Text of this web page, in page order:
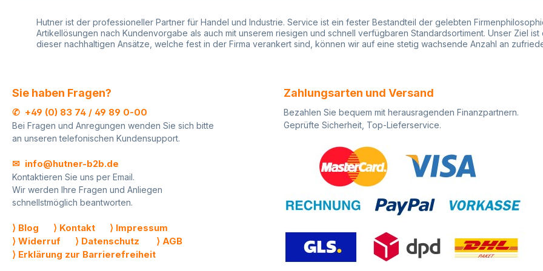
mit der ausgewählten max.
Rollenbreite. Vorteile von
STANDARD Aufsatzabroller
für Papier und Folie Eine
von einfachen
Rollenwechsel durch
abklappbare Abreißschiene
Sie verpacken noch
effizienter durch die
Einhandbedienung dank
hoher Standfestigkeit
Entwickelt für Papier- und
Folienrollen bis zu 22 cm
Rollendurchmesser und 20
gezahnte Abreißschiene mit
federnder Konstruktion sorgt
für konstanten Druck und
eine einfache Abtrennung.
mitbestellen. Die jeweiligen
Befestigungen sind nicht im
Lieferumfang enthalten und
VORTEILE beim Kauf von
Bandabroller Geschenkband
Robuster Bandabroller, um
STANDARD Bandabroller
-
Ständig
Dekore
zu
Menge
möglich.
prüfen
Hutner ist der professioneller Partner für Handel und Industrie. Service ist ein fester Bestandteil der gelebten
Artikellösungen nach Kundenvorgabe als auch mit unserem riesigen und schnell verfügbaren Standardsortiment. Unser Ziel
dieser nachhaltigen Ansätze, welche fest in der Firma verankert sind, können wir auf eine stetig wachsende Anzahl an
Sie haben Fragen?
✆ +49 (0) 83 74 / 49 89 0-00
Bei Fragen und Anregungen wenden Sie sich bitte
an unseren telefonischen Kundensupport.
✉ info@hutner-b2b.de
Kontaktieren Sie uns per Email.
Wir werden Ihre Fragen und Anliegen
schnellstmöglich beantworten.
⟩ Blog ⟩ Kontakt
⟩ Impressum
⟩ Widerruf
⟩ Datenschutz
⟩ AGB
⟩ Erklärung zur Barrierefreiheit
Zahlungsarten und Versand
Bezahlen Sie bequem mit herausragenden Finanzpartnern.
Geprüfte Sicherheit, Top-Lieferservice.